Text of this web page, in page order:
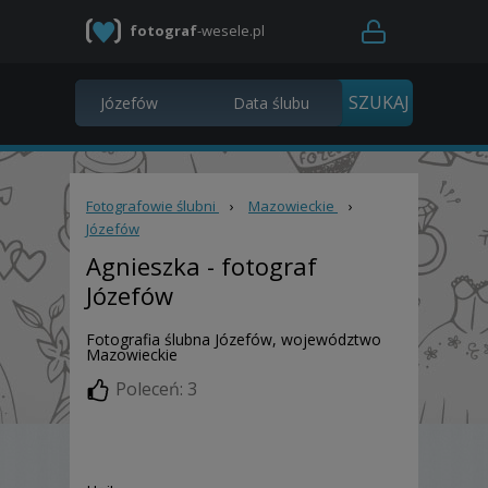
fotograf-wesele.pl
Fotografowie ślubni › Mazowieckie
›
Józefów
Agnieszka - fotograf
Józefów
Fotografia ślubna Józefów, województwo
Mazowieckie
Poleceń: 3